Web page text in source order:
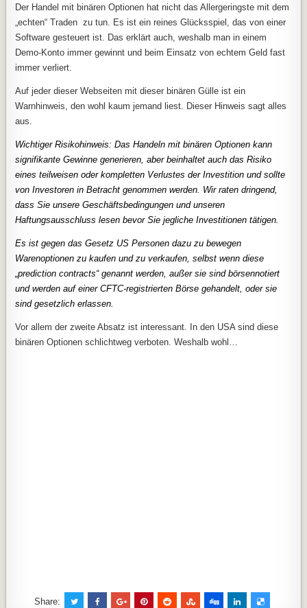
Der Handel mit binären Optionen hat nicht das Allergeringste mit dem
„echten“ Traden zu tun. Es ist ein reines Glücksspiel, das von einer
Software gesteuert ist. Das erklärt auch, weshalb man in einem
Demo-Konto immer gewinnt und beim Einsatz von echtem Geld fast
immer verliert.
Auf jeder dieser Webseiten mit dieser binären Gülle ist ein
Warnhinweis, den wohl kaum jemand liest. Dieser Hinweis sagt alles
aus.
Wichtiger Risikohinweis: Das Handeln mit binären Optionen kann
signifikante Gewinne generieren, aber beinhaltet auch das Risiko
eines teilweisen oder kompletten Verlustes der Investition und sollte
von Investoren in Betracht genommen werden. Wir raten dringend,
dass Sie unsere Geschäftsbedingungen und unseren
Haftungsausschluss lesen bevor Sie jegliche Investitionen tätigen.
Es ist gegen das Gesetz US Personen dazu zu bewegen
Warenoptionen zu kaufen und zu verkaufen, selbst wenn diese
„prediction contracts“ genannt werden, außer sie sind börsennotiert
und werden auf einer CFTC-registrierten Börse gehandelt, oder sie
sind gesetzlich erlassen.
Vor allem der zweite Absatz ist interessant. In den USA sind diese
binären Optionen schlichtweg verboten. Weshalb wohl…
Share: